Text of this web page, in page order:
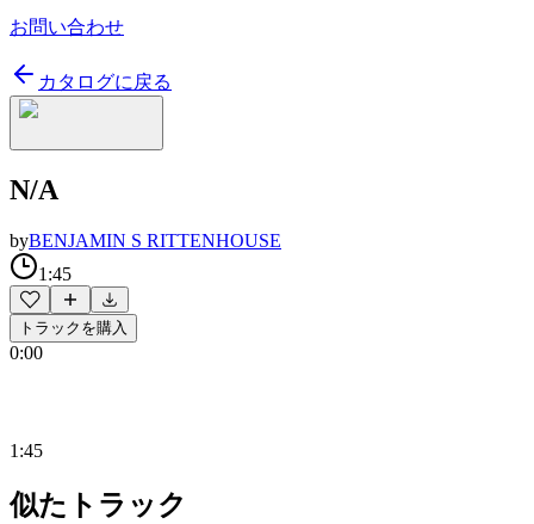
お問い合わせ
カタログに戻る
N/A
byBENJAMIN S RITTENHOUSE
1:45
トラックを購入
0:00
1:45
似たトラック